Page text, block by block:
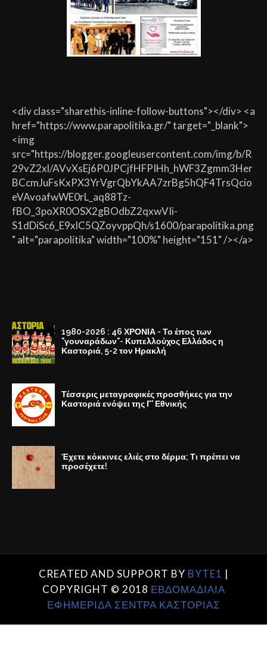
<div class="sharethis-inline-follow-buttons"></div> <a
href="https://www.parapolitika.gr/" target="_blank">
<img
src="https://blogger.googleusercontent.com/img/b/R
29vZ2xl/AVvXsEj6P0JPCjfHFPIHh_hWF3Zgmm3Her
BCcmJuFsKxPX3YrVgrQbYkAA7zrBg5hQF4TrsQcio
eVAvoafwWE0rL_aq88Tz-
fBO_3poXR0OSX2gBOdbZ2qxwVIi-
S1dDiSc6_E9xlC5QZoyvppQh/s1600/parapolitika.png
" alt="parapolitika" width="100%" height="151" /></a>
1980-2026 : 46 ΧΡΟΝΙΑ - Το έπος των
"γουναράδων"- Κυπελλούχος Ελλάδος η
Καστοριά, 5-2 τον Ηρακλή
Τέσσερις μεταγραφικές προσθήκες για την
Καστοριά ενόψει της Γ' Εθνικής
Έχετε κόκκινες ελιές στο δέρμα; Τι πρέπει να
προσέχετε!
CREATED AND SUPPORT BY BYTE1 |
COPYRIGHT © 2018 ΕΒΔΟΜΑΔΙΑΙΑ
ΕΦΗΜΕΡΙΔΑ ΣΕΝΤΡΑ ΚΑΣΤΟΡΙΑΣ